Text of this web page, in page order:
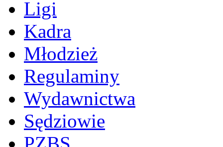
Ligi
Kadra
Młodzież
Regulaminy
Wydawnictwa
Sędziowie